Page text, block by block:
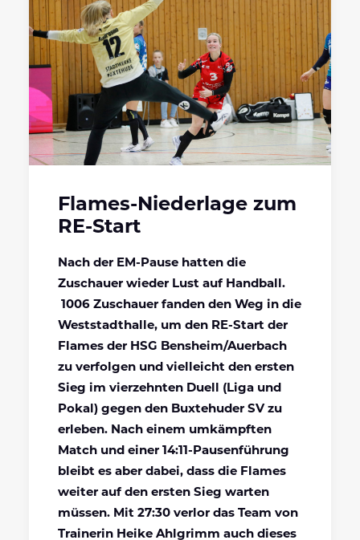
Flames-Niederlage zum
RE-Start
Nach der EM-Pause hatten die
Zuschauer wieder Lust auf Handball.
1006 Zuschauer fanden den Weg in die
Weststadthalle, um den RE-Start der
Flames der HSG Bensheim/Auerbach
zu verfolgen und vielleicht den ersten
Sieg im vierzehnten Duell (Liga und
Pokal) gegen den Buxtehuder SV zu
erleben. Nach einem umkämpften
Match und einer 14:11-Pausenführung
bleibt es aber dabei, dass die Flames
weiter auf den ersten Sieg warten
müssen. Mit 27:30 verlor das Team von
Trainerin Heike Ahlgrimm auch dieses